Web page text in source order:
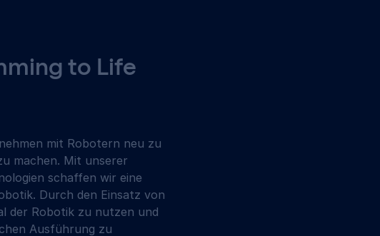
to Life
mit Robotern neu zu
machen. Mit unserer
schaffen wir eine
Durch den Einsatz von
der Robotik zu nutzen und
Ausführung zu